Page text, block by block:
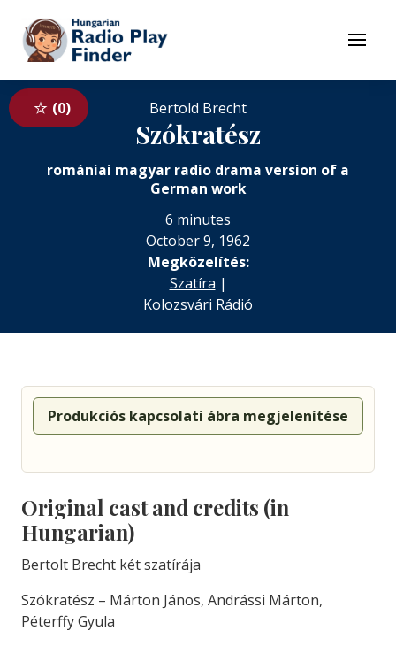
To contents
Menu
0 Bertold Brecht
Szókratész
romániai magyar radio drama version of a
German work
6 minutes
October 9, 1962
Megközelítés:
Szatíra |
Kolozsvári Rádió
Produkciós kapcsolati ábra megjelenítése
Original cast and credits (in
Hungarian)
Bertolt Brecht két szatírája
Szókratész – Márton János, Andrássi Márton,
Péterffy Gyula